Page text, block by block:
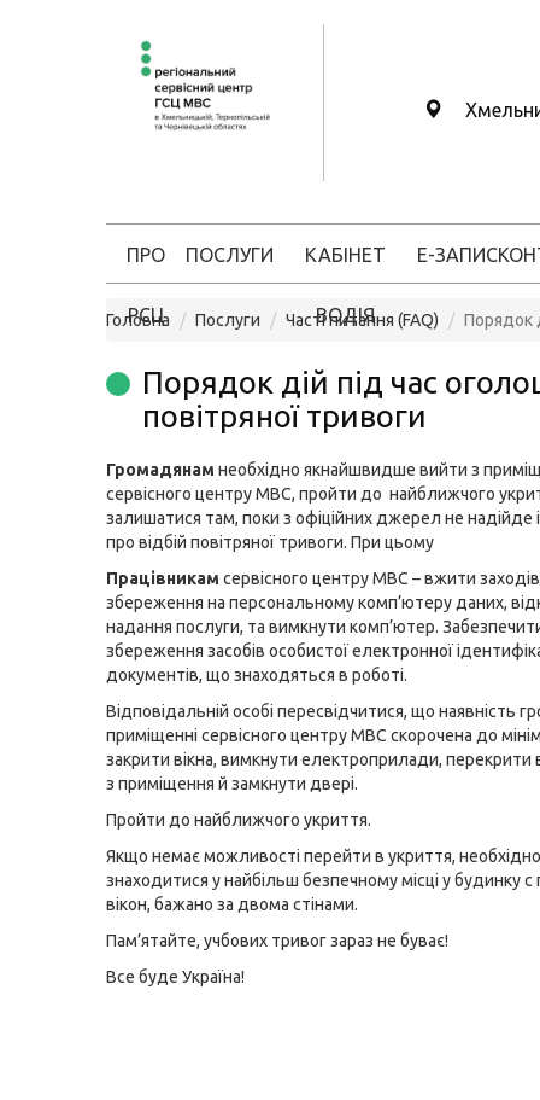
ПРО
РСЦ
ПОСЛУГИ КАБІНЕТ
ВОДІЯ
Е-ЗАПИС
Головна Послуги Часті питання (FAQ) Порядок
Порядок дій під час
повітряної тривоги
Громадянам необхідно якнайшвидше вийти з
сервісного центру МВС, пройти до найближчого
залишатися там, поки з офіційних джерел не надійде
про відбій повітряної тривоги. При цьому
Працівникам сервісного центру МВС – вжити
збереження на персональному комп’ютеру даних,
надання послуги, та вимкнути комп’ютер.
збереження засобів особистої електронної
документів, що знаходяться в роботі.
Відповідальній особі пересвідчитися, що наявність
приміщенні сервісного центру МВС скорочена до
закрити вікна, вимкнути електроприлади, перекрити
з приміщення й замкнути двері.
Пройти до найближчого укриття.
Якщо немає можливості перейти в укриття, необхідно
знаходитися у найбільш безпечному місці у будинку с
вікон, бажано за двома стінами.
Пам’ятайте, учбових тривог зараз не буває!
Все буде Україна!